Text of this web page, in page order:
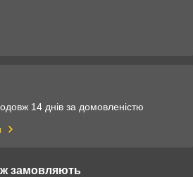
14 днів за домовленістю
замовляють